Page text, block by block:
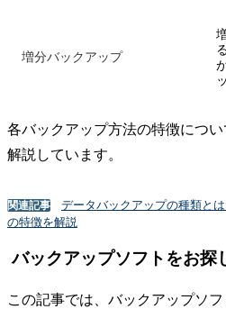
増分バックアップ
各バックアップ方法の特徴につ
解説しています。
関連記事
データバックアップの種類と
の特徴を解説
バックアップソフトをお探
この記事では、バックアップソ